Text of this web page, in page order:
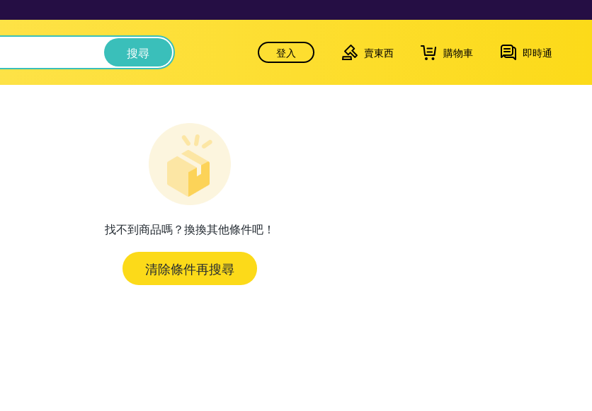
搜尋 登入 賣東西 購物車 即時通
找不到商品嗎？換換其他條件吧！
清除條件再搜尋